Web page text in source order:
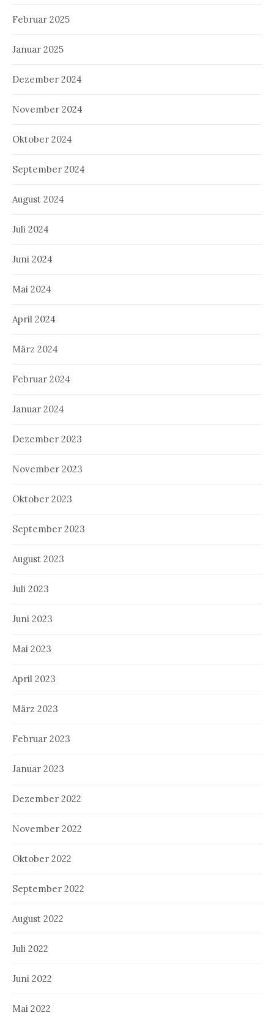
Februar 2025
Januar 2025
Dezember 2024
November 2024
Oktober 2024
September 2024
August 2024
Juli 2024
Juni 2024
Mai 2024
April 2024
März 2024
Februar 2024
Januar 2024
Dezember 2023
November 2023
Oktober 2023
September 2023
August 2023
Juli 2023
Juni 2023
Mai 2023
April 2023
März 2023
Februar 2023
Januar 2023
Dezember 2022
November 2022
Oktober 2022
September 2022
August 2022
Juli 2022
Juni 2022
Mai 2022